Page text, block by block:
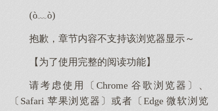
(ò﹏ò)
抱歉，章节内容不支持该浏览器显示～
【为了使用完整的阅读功能】
请考虑使用〔Chrome 谷歌浏览器〕、
〔Safari 苹果浏览器〕或者〔Edge 微软浏览